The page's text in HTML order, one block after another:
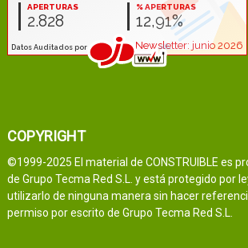
COPYRIGHT
©1999-2025 El material de CONSTRUIBLE es
de Grupo Tecma Red S.L. y está protegido por
utilizarlo de ninguna manera sin hacer
permiso por escrito de Grupo Tecma Red S.L.